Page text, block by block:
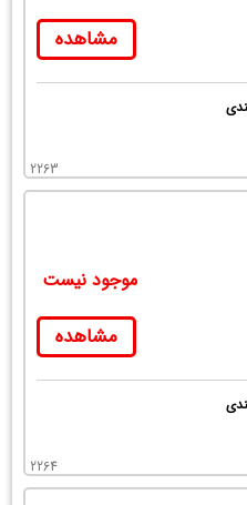
مشاهده
2263
موجود نیست
مشاهده
2264